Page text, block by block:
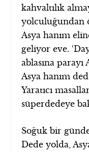
kahvaltılık
yolculuğundan
Asya hanım
geliyor eve.
ablasına
Asya hanım
Yaratıcı
süperdedeye
Soğuk bir
Dede yolda,